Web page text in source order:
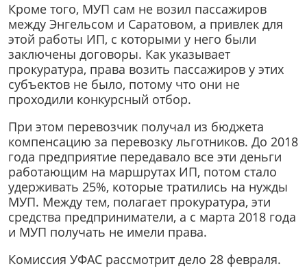
Кроме того, МУП сам не возил пассажиров
между Энгельсом и Саратовом, а привлек для
этой работы ИП, с которыми у него были
заключены договоры. Как указывает
прокуратура, права возить пассажиров у этих
субъектов не было, потому что они не
проходили конкурсный отбор.
При этом перевозчик получал из бюджета
компенсацию за перевозку льготников. До 2018
года предприятие передавало все эти деньги
работающим на маршрутах ИП, потом стало
удерживать 25%, которые тратились на нужды
МУП. Между тем, полагает прокуратура, эти
средства предприниматели, а с марта 2018 года
и МУП получать не имели права.
Комиссия УФАС рассмотрит дело 28 февраля.